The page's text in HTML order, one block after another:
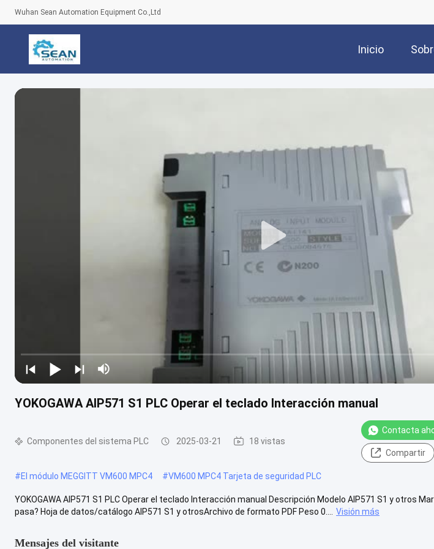
Wuhan Sean Automation Equipment Co.,Ltd
Inicio
YOKOGAWA AIP571 S1 PLC Operar el teclado Interacción manual
Componentes del sistema PLC 2025-03-21 18 vistas
Contacta
Compartir
#El módulo MEGGITT VM600 MPC4 #VM600 MPC4 Tarjeta de seguridad PLC
YOKOGAWA AIP571 S1 PLC Operar el teclado Interacción manual Descripción Modelo AIP571 S1 y otros
pasa? Hoja de datos/catálogo AIP571 S1 y otrosArchivo de formato PDF Peso 0....
Visión más
Mensajes del visitante